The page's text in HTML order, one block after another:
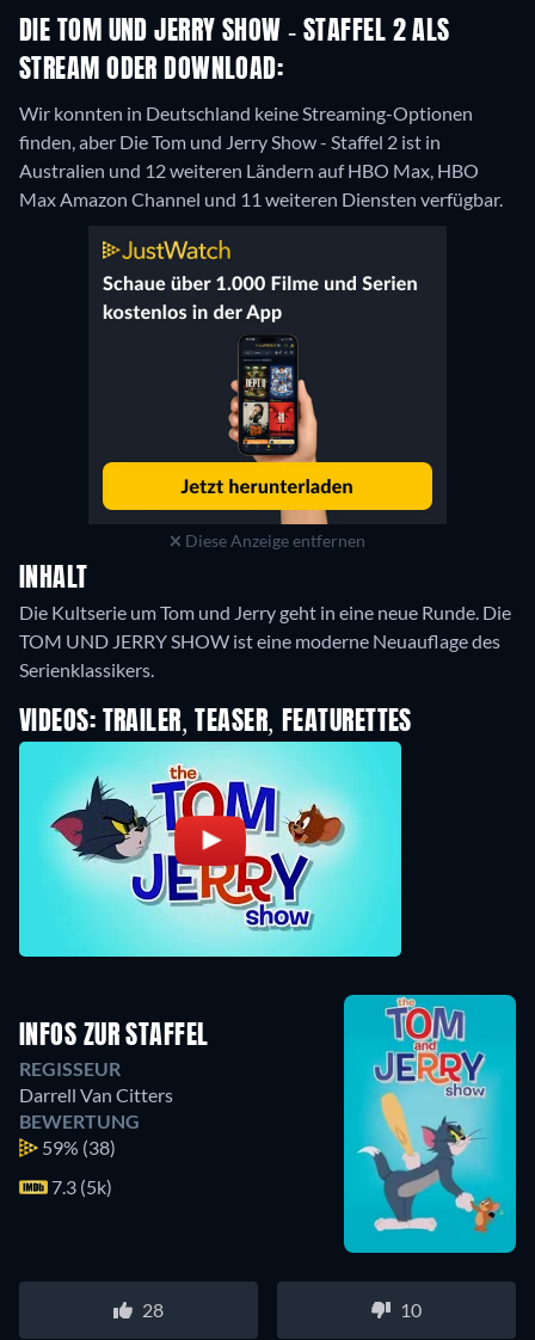
DIE TOM UND JERRY SHOW - STAFFEL 2 ALS
STREAM ODER DOWNLOAD:
Wir konnten in Deutschland keine Streaming-Optionen
finden, aber Die Tom und Jerry Show - Staffel 2 ist in
Australien und 12 weiteren Ländern auf HBO Max, HBO
Max Amazon Channel und 11 weiteren Diensten verfügbar.
Diese Anzeige entfernen
INHALT
Die Kultserie um Tom und Jerry geht in eine neue Runde. Die
TOM UND JERRY SHOW ist eine moderne Neuauflage des
Serienklassikers.
VIDEOS: TRAILER, TEASER, FEATURETTES
INFOS ZUR STAFFEL
REGISSEUR
Darrell Van Citters
BEWERTUNG
59% (38)
7.3 (5k)
28 10